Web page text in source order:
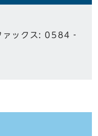
ックス: 0584‐